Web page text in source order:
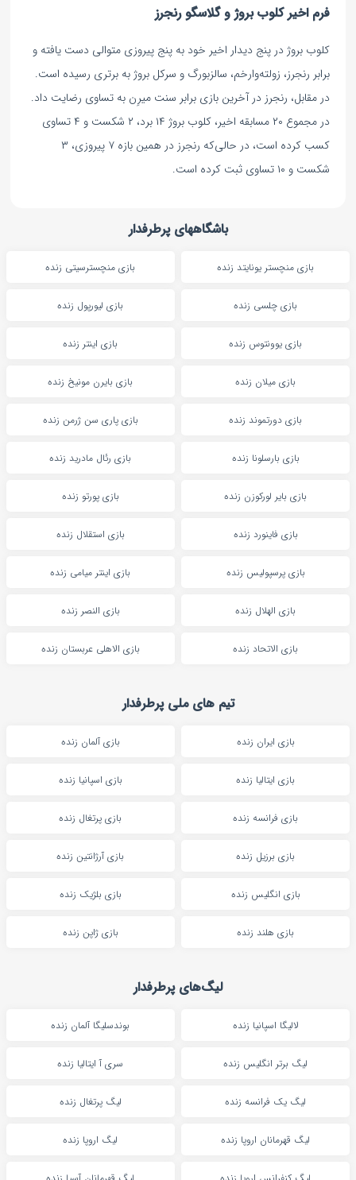
فرم اخیر کلوب بروژ و گلاسگو رنجرز
کلوب بروژ در پنج دیدار اخیر خود به پنج پیروزی متوالی دست یافته و
برابر رنجرز، زولته‌وارخم، سالزبورگ و سرکل بروژ به برتری رسیده است.
در مقابل، رنجرز در آخرین بازی برابر سنت میرِن به تساوی رضایت داد.
در مجموع ۲۰ مسابقه اخیر، کلوب بروژ ۱۴ برد، ۲ شکست و ۴ تساوی
کسب کرده است، در حالی‌که رنجرز در همین بازه ۷ پیروزی، ۳
شکست و ۱۰ تساوی ثبت کرده است.
باشگاههای پرطرفدار
بازی منچستر یونایتد زنده بازی منچسترسیتی زنده
بازی چلسی زنده بازی لیورپول زنده
بازی یوونتوس زنده بازی اینتر زنده
بازی میلان زنده بازی بایرن مونیخ زنده
بازی دورتموند زنده بازی پاری سن ژرمن زنده
بازی بارسلونا زنده بازی رئال مادرید زنده
بازی بایر لورکوزن زنده بازی پورتو زنده
بازی فاینورد زنده بازی استقلال زنده
بازی پرسپولیس زنده بازی اینتر میامی زنده
بازی الهلال زنده بازی النصر زنده
بازی الاتحاد زنده بازی الاهلی عربستان زنده
تیم های ملی پرطرفدار
بازی ایران زنده بازی آلمان زنده
بازی ایتالیا زنده بازی اسپانیا زنده
بازی فرانسه زنده بازی پرتغال زنده
بازی برزیل زنده بازی آرژانتین زنده
بازی انگلیس زنده بازی بلژیک زنده
بازی هلند زنده بازی ژاپن زنده
لیگ‌های پرطرفدار
لالیگا اسپانیا زنده بوندسلیگا آلمان زنده
لیگ برتر انگلیس زنده سری آ ایتالیا زنده
لیگ یک فرانسه زنده لیگ پرتغال زنده
لیگ قهرمانان اروپا زنده لیگ اروپا زنده